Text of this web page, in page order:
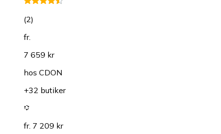
(2)
fr.
7 659 kr
hos CDON
+32 butiker
fr. 7 209 kr